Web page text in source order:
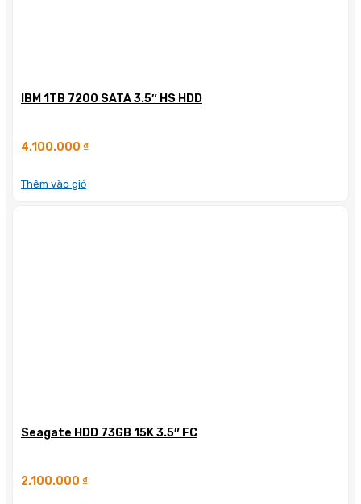
IBM 1TB 7200 SATA 3.5″ HS HDD
4.100.000 ₫
Thêm vào giỏ
Seagate HDD 73GB 15K 3.5″ FC
2.100.000 ₫